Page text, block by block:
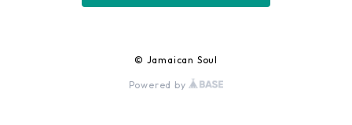
© Jamaican Soul
Powered by